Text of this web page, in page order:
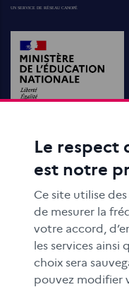
ACTIONS ÉDUCATIVES
FORMATION
RESSOURCES
MÉDIAS SCOLAIRES
FAMILLES
Le CLEMI
En académies
Le respect
est notre
Ce site utilise
de mesurer la
votre accord,
les services ainsi
choix sera
pouvez modifier